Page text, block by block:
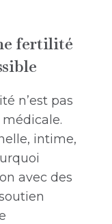
fertilité
n’est pas
intime,
avec des